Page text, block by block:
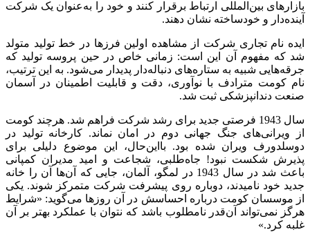
بازارهای بین‌المللی ارتباط برقرار کنند و خود را به‌عنوان یک شرکت
آینده‌دار و خودساخته نشان دهند.
ایده نام تجاری شرکت از مشاهده اولین فرزها در خط تولید متولد
شد که مفهوم آن این است: زمانی خاص در حین پروسه تولید که
جرقه‌هایی شبیه به ستاره‌های دنباله‌دار پدیدار می‌شود. به این ترتیب،
نام کومت مترادف با نوآوری، دقت و قابلیت اطمینان در آسمان
صنعت دندانپزشکی ثبت شد.
سال 1943 فرصتی جدید برای رشد شرکت فراهم شد. هرچند کومت
از ویرانی‌های جنگ جهانی دوم در امان نماند. کارخانه تولید در
دوسلدورف ویران شده بود. بااین‌حال، این موضوع دلیلی برای
پذیرش شکست نبود! جاه‌طلبی، شجاعت و امید مدیران کمپانی
باعث شد در سال 1943 در لمگو، آلمان، جایی که آن‌ها آن را خانه
جدید خود نامیدند، دوباره روی پیشرفت شرکت متمرکز شوند. یکی
از موسسان کومت درباره احساسش در آن روزها می‌گوید: «شرایط
هرگز نمی‌تواند آن‌قدر نامطلوب باشد که نتوان با عملکرد بهتر بر آن
غلبه کرد.»